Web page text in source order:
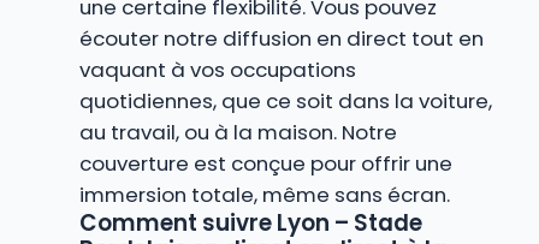
une certaine flexibilité. Vous pouvez
écouter notre diffusion en direct tout en
vaquant à vos occupations
quotidiennes, que ce soit dans la voiture,
au travail, ou à la maison. Notre
couverture est conçue pour offrir une
immersion totale, même sans écran.
Comment suivre Lyon – Stade